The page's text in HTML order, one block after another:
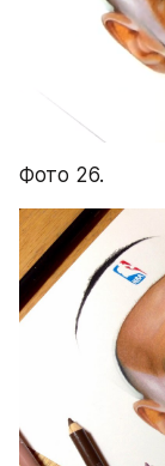
Фото 26.